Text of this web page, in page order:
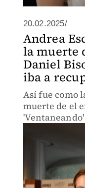
20.02.2025/
Andrea
la muerte
Daniel
iba a
Así fue como
muerte de el
'Ventaneando'